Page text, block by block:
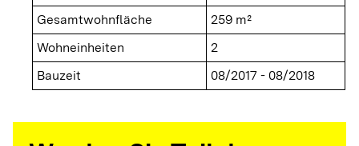
Gesamtwohnfläche
259 m²
Wohneinheiten
2
Bauzeit
08/2017 - 08/2018